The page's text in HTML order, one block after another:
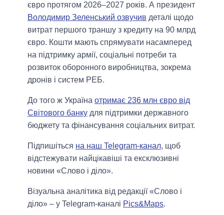
євро протягом 2026–2027 років. А президент
Володимир Зеленський озвучив деталі щодо
витрат першого траншу з кредиту на 90 млрд
євро. Кошти мають спрямувати насамперед
на підтримку армії, соціальні потреби та
розвиток оборонного виробництва, зокрема
дронів і систем РЕБ.
До того ж Україна отримає 236 млн євро від
Світового банку для підтримки державного
бюджету та фінансування соціальних витрат.
Підпишіться на наш Telegram-канал, щоб
відстежувати найцікавіші та ексклюзивні
новини «Слово і діло».
Візуальна аналітика від редакції «Слово і
діло» – у Telegram-каналі Pics&Maps.